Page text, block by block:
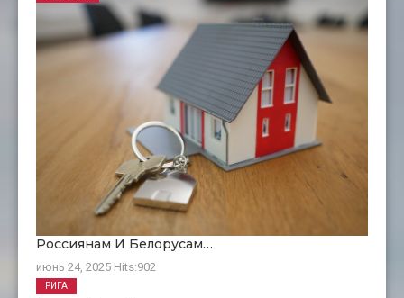
Россиянам И Белорусам…
июнь 24, 2025 Hits:902
РИГА